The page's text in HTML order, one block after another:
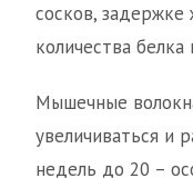
сосков,
количества
Мышечные
увеличиваться и
недель до 20 –